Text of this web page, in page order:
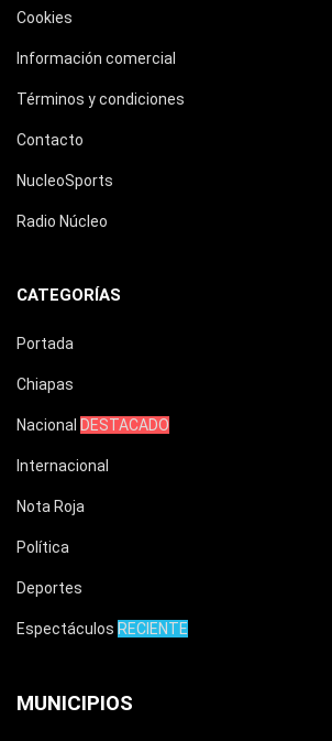
Cookies
Información comercial
Términos y condiciones
Contacto
NucleoSports
Radio Núcleo
CATEGORÍAS
Portada
Chiapas
Nacional DESTACADO
Internacional
Nota Roja
Política
Deportes
Espectáculos RECIENTE
MUNICIPIOS